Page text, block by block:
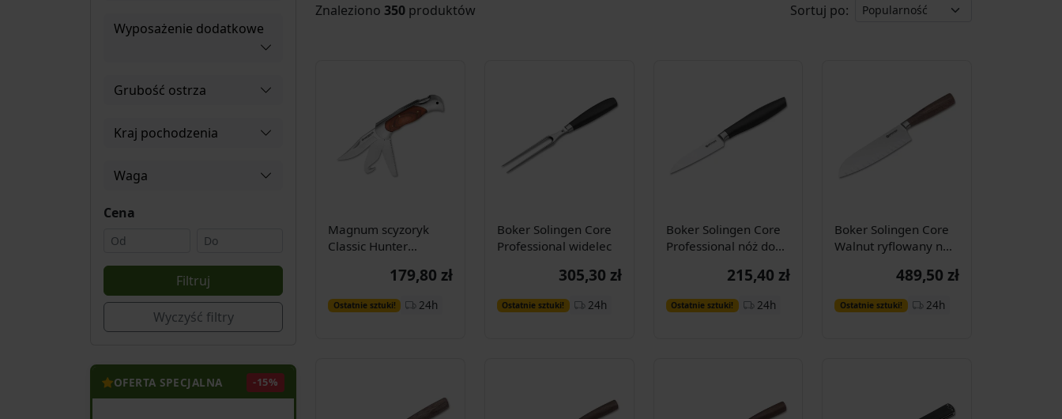
Wyposażenie dodatkowe
Grubość ostrza
Kraj pochodzenia
Waga
Cena
Filtruj
Wyczyść filtry
OFERTA SPECJALNA -15%
Znaleziono 350 produktów Sortuj po:
Magnum scyzoryk
Classic Hunter
179,80 zł
Ostatnie sztuki! 24h
Dodaj do
koszyka
Boker Solingen Core
Professional widelec
305,30 zł
Ostatnie sztuki! 24h
Dodaj do
koszyka
Boker Solingen Core
Professional nóż do
215,40 zł
Ostatnie sztuki! 24h
Dodaj do
koszyka
Boker Solingen Core
Walnut ryflowany nóż
489,50 zł
Ostatnie sztuki! 24h
Dodaj do
koszyka